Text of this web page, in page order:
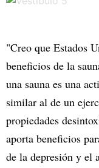
"Creo que Estados
beneficios de la
una sauna es una
similar al de un
propiedades
aporta beneficios
de la depresión y el